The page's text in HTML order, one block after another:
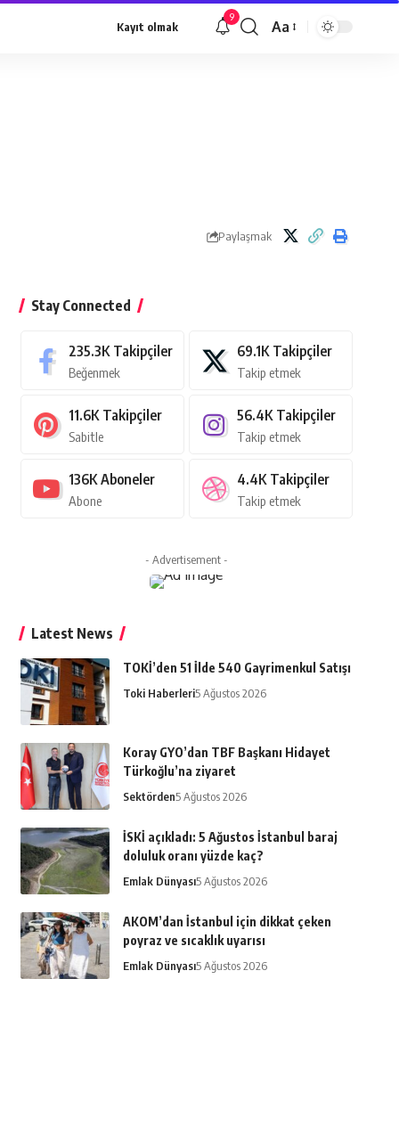
Kayıt olmak
9
Yazı
Aa
Paylaşmak
Stay Connected
235.3K Takipçiler
Beğenmek
69.1K Takipçiler
Takip etmek
11.6K Takipçiler
Sabitle
56.4K Takipçiler
Takip etmek
136K Aboneler
Abone
4.4K Takipçiler
Takip etmek
- Advertisement -
Latest News
TOKİ’den 51 İlde 540 Gayrimenkul Satışı
Toki Haberleri5 Ağustos 2026
Koray GYO’dan TBF Başkanı Hidayet
Türkoğlu’na ziyaret
Sektörden5 Ağustos 2026
İSKİ açıkladı: 5 Ağustos İstanbul baraj
doluluk oranı yüzde kaç?
Emlak Dünyası5 Ağustos 2026
AKOM’dan İstanbul için dikkat çeken
poyraz ve sıcaklık uyarısı
Emlak Dünyası5 Ağustos 2026